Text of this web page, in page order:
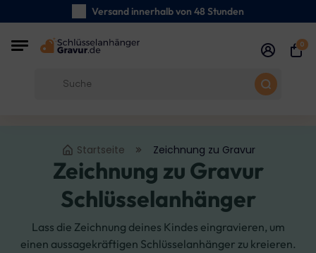
Versand innerhalb von 48 Stunden
0
Startseite Zeichnung zu Gravur
Zeichnung zu Gravur
Schlüsselanhänger
Lass die Zeichnung deines Kindes eingravieren, um
einen aussagekräftigen Schlüsselanhänger zu kreieren.